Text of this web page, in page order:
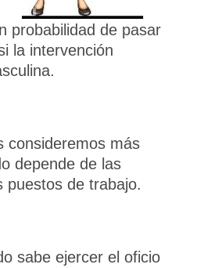
probabilidad de pasar
la intervención
consideremos más
depende de las
puestos de trabajo.
sabe ejercer el oficio